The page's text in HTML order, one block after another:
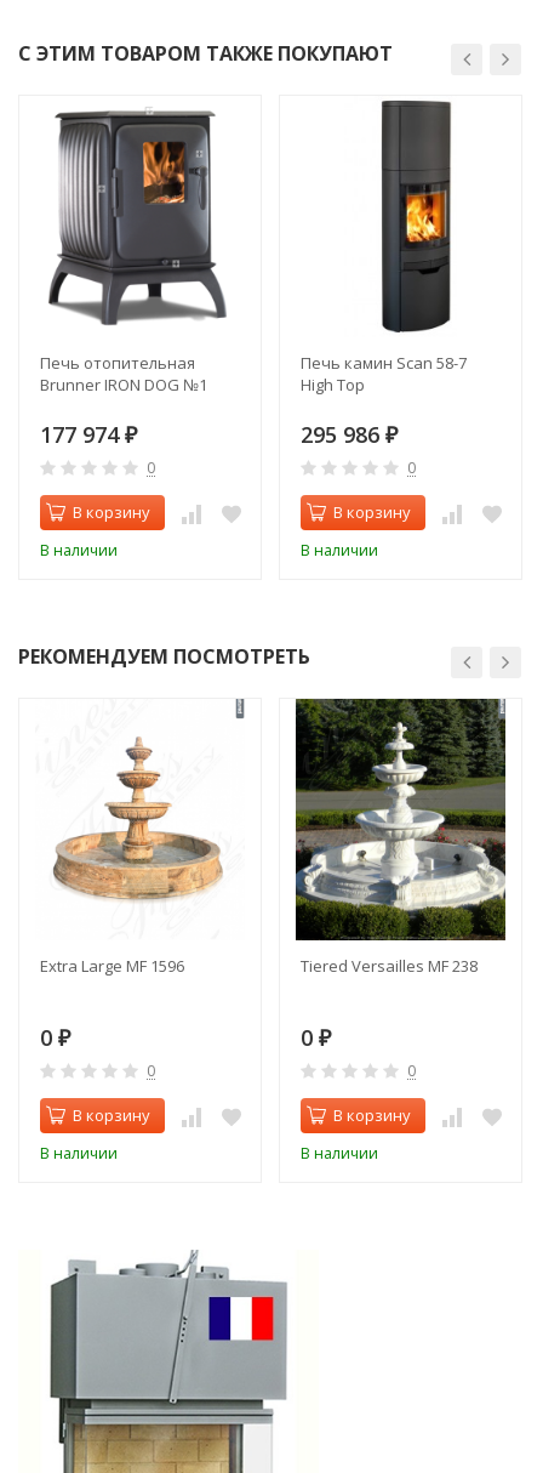
С ЭТИМ ТОВАРОМ ТАКЖЕ ПОКУПАЮТ
Печь отопительная
Brunner IRON DOG №1
177 974 ₽
0
В корзину
В наличии
Печь камин Scan 58-7
High Top
295 986 ₽
0
В корзину
В наличии
РЕКОМЕНДУЕМ ПОСМОТРЕТЬ
Extra Large MF 1596
0 ₽
0
В корзину
В наличии
Tiered Versailles MF 238
0 ₽
0
В корзину
В наличии